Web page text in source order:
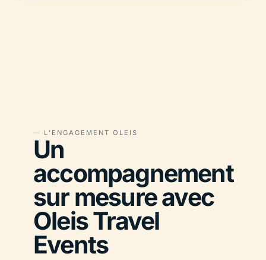
— L’ENGAGEMENT OLEIS
Un
accompagnement
sur mesure avec
Oleis Travel
Events